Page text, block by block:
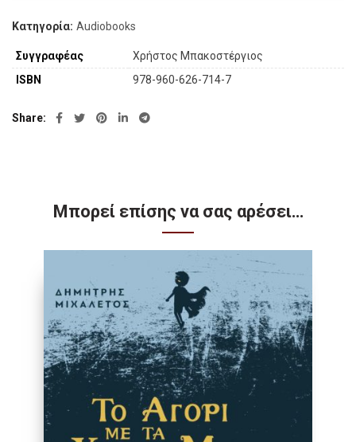
Κατηγορία: Audiobooks
Συγγραφέας
Χρήστος Μπακοστέργιος
ISBN
978-960-626-714-7
Share
Μπορεί επίσης να σας αρέσει…